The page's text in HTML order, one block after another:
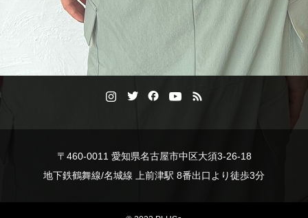
〒460-0011 愛知県名古屋市中区大須3-26-18
地下鉄鶴舞線/名城線 上前津駅 8番出口より徒歩3分